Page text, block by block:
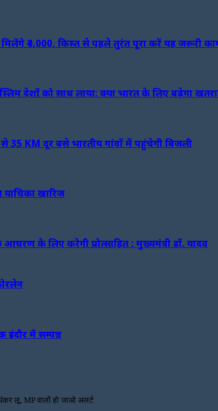
₹4,000, किस्त से पहले तुरंत पूरा करें यह जरूरी
देशों को साथ लाया; क्या भारत के लिए बढ़ेगा
KM दूर बसे भारतीय गांवों में पहुंचेगी बिजली
खारिज
के लिए करेगी प्रोत्साहित : मुख्यमंत्री डॉ. यादव
इंदौर में सम्पन्न
लू, MP वालों हो जाओ अलर्ट